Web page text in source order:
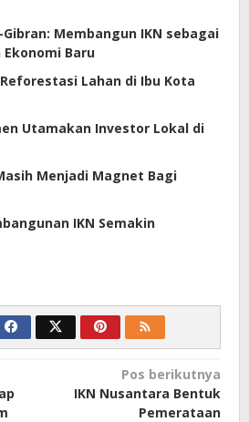
Membangun IKN sebagai
Baru
Lahan di Ibu Kota
Utamakan Investor Lokal di
Menjadi Magnet Bagi
IKN Semakin
Pos berikutnya
IKN Nusantara Bentuk
Pemerataan